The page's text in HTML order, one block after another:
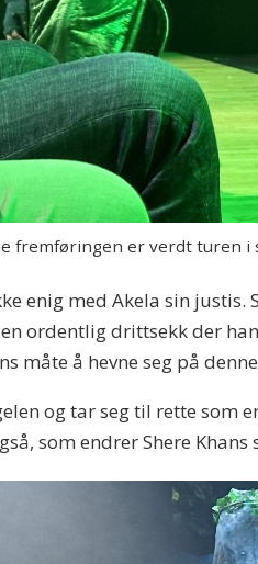
fremføringen er verdt turen i
enig med Akela sin
ordentlig drittsekk der
måte å hevne seg på
og tar seg til rette som
som endrer Shere